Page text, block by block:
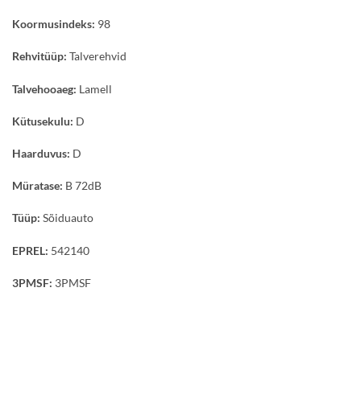
Koormusindeks: 98
Rehvitüüp: Talverehvid
Talvehooaeg: Lamell
Kütusekulu: D
Haarduvus: D
Müratase: B 72dB
Tüüp: Sõiduauto
EPREL: 542140
3PMSF: 3PMSF